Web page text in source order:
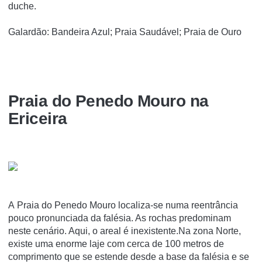
duche.
Galardão: Bandeira Azul; Praia Saudável; Praia de Ouro
Praia do Penedo Mouro na
Ericeira
A Praia do Penedo Mouro localiza-se numa reentrância
pouco pronunciada da falésia. As rochas predominam
neste cenário. Aqui, o areal é inexistente.Na zona Norte,
existe uma enorme laje com cerca de 100 metros de
comprimento que se estende desde a base da falésia e se